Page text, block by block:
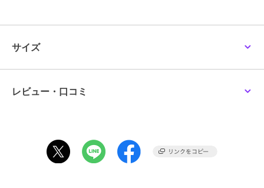
のアソート展開になっております。
ー素材」を使用。
・ポケットなし
サイズ
レビュー・口コミ